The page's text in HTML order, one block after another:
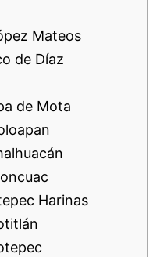
Mateos
de Díaz
de Mota
Harinas